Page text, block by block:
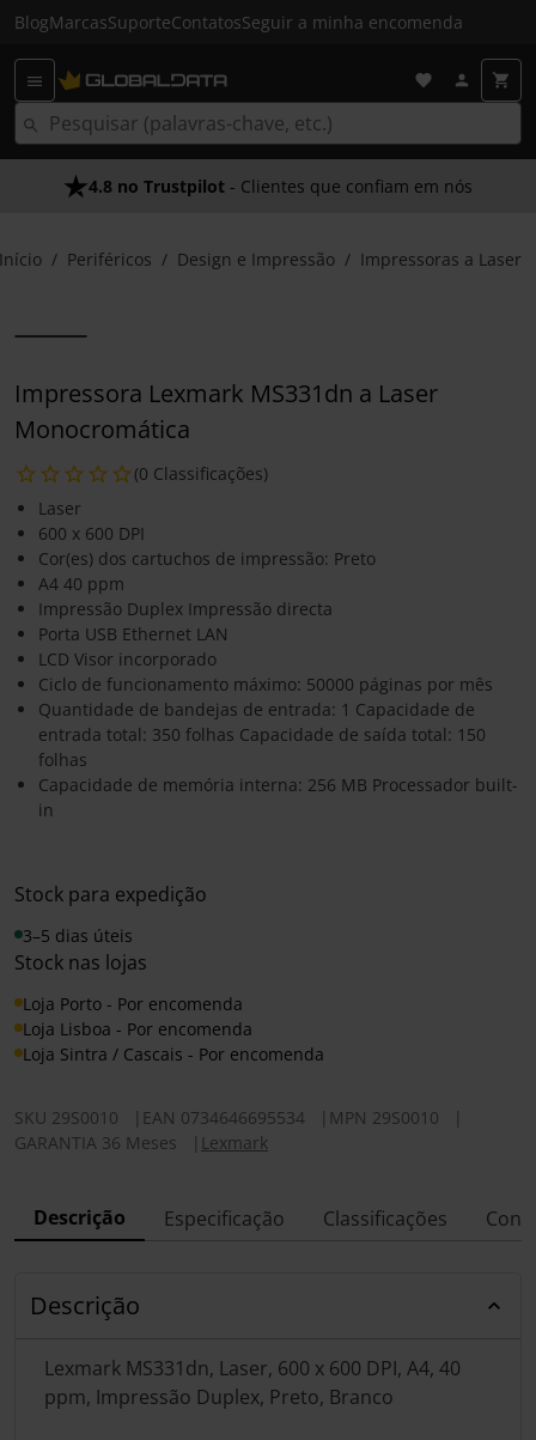
BlogMarcasSuporteContatosSeguir a minha encomenda
4.8 no Trustpilot - Clientes que confiam em nós
Início Periféricos Design e Impressão Impressoras a Laser
Impressora Lexmark MS331dn a Laser
Monocromática
(0 Classificações)
Laser
600 x 600 DPI
Cor(es) dos cartuchos de impressão: Preto
A4 40 ppm
Impressão Duplex Impressão directa
Porta USB Ethernet LAN
LCD Visor incorporado
Ciclo de funcionamento máximo: 50000 páginas por mês
Quantidade de bandejas de entrada: 1 Capacidade de
entrada total: 350 folhas Capacidade de saída total: 150
folhas
Capacidade de memória interna: 256 MB Processador built-
in
Stock para expedição
3–5 dias úteis
Stock nas lojas
Loja Porto - Por encomenda
Loja Lisboa - Por encomenda
Loja Sintra / Cascais - Por encomenda
SKU 29S0010 EAN 0734646695534 MPN 29S0010
GARANTIA 36 Meses
Lexmark
Descrição Especificação Classificações
Descrição
Lexmark MS331dn, Laser, 600 x 600 DPI, A4, 40
ppm, Impressão Duplex, Preto, Branco